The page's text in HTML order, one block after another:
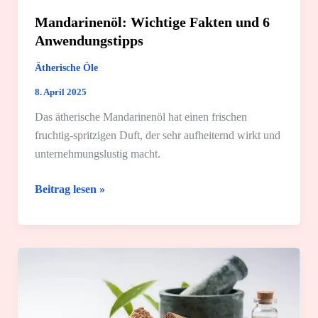
Mandarinenöl: Wichtige Fakten und 6
Anwendungstipps
Ätherische Öle
8. April 2025
Das ätherische Mandarinenöl hat einen frischen
fruchtig-spritzigen Duft, der sehr aufheiternd wirkt und
unternehmungslustig macht.
Mandarinenöl:
Fakten
Anwendungstipps
Beitrag lesen »